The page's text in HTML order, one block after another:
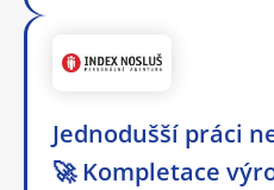
Jednodušší práci
🚀 Kompletace